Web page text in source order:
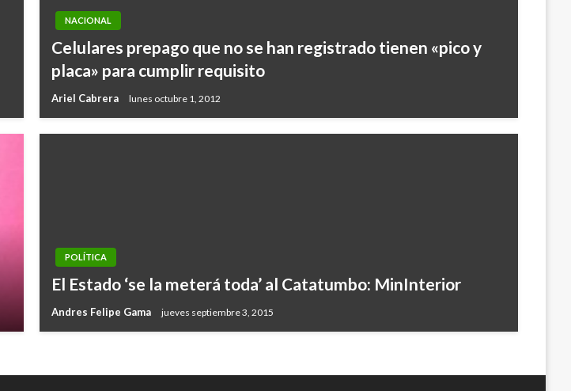
NACIONAL
Celulares prepago que no se han registrado tienen «pico y
placa» para cumplir requisito
Ariel Cabrera lunes octubre 1, 2012
POLÍTICA
El Estado ‘se la meterá toda’ al Catatumbo: MinInterior
Andres Felipe Gama jueves septiembre 3, 2015